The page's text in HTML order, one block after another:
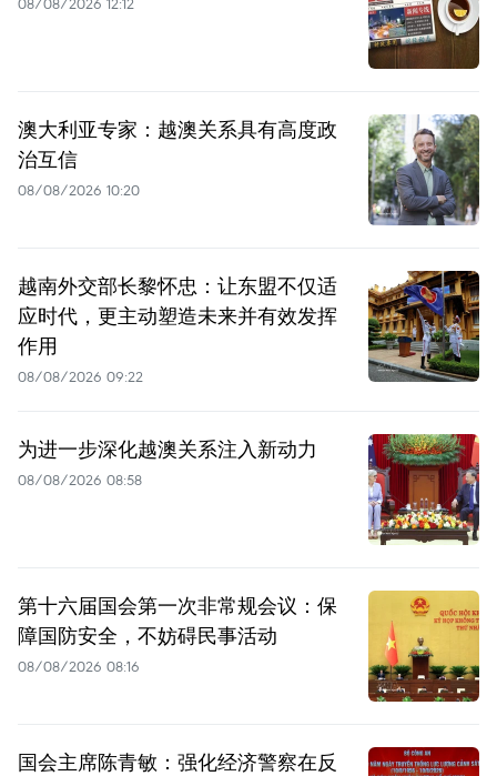
澳大利亚专家：越澳关系具有高度政
治互信
08/08/2026 10:20
越南外交部长黎怀忠：让东盟不仅适
应时代，更主动塑造未来并有效发挥
作用
08/08/2026 09:22
为进一步深化越澳关系注入新动力
08/08/2026 08:58
第十六届国会第一次非常规会议：保
障国防安全，不妨碍民事活动
08/08/2026 08:16
国会主席陈青敏：强化经济警察在反